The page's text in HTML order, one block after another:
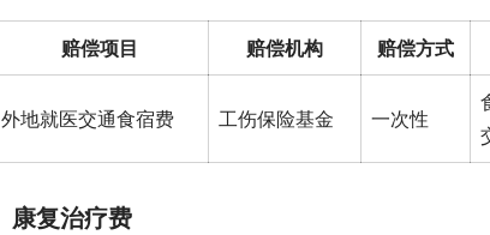
赔偿项目 赔偿机构 赔偿方式
外地就医交通食宿费 工伤保险基金 一次性
康复治疗费